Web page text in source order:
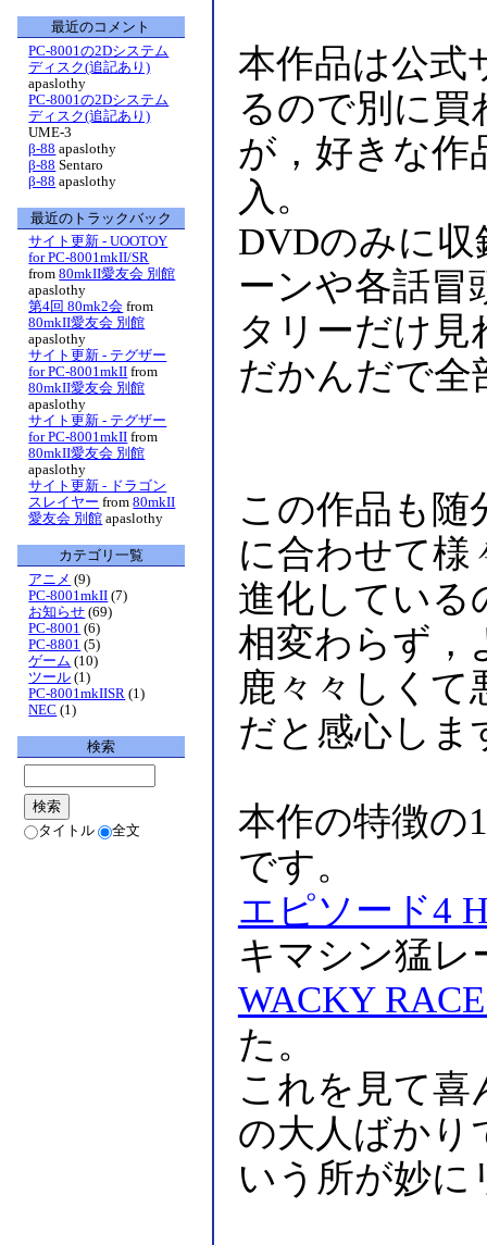
本作品は公式
るので別に
が，好きな作
入。
DVDのみに
ーンや各話冒
タリーだけ
だかんだで全
この作品も随
に合わせて様
進化している
相変わらず，
鹿々々しくて
だと感心しま
本作の特徴の
です。
エピソード4
キマシン猛
WACKY
た。
これを見て喜
の大人ばかり
いう所が妙に
最近のコメント
PC-8001の2Dシステム
ディスク(追記あり)
apaslothy
PC-8001の2Dシステム
ディスク(追記あり)
UME-3
β-88 apaslothy
β-88 Sentaro
β-88 apaslothy
最近のトラックバック
サイト更新 - UOOTOY
for PC-8001mkII/SR
from 80mkII愛友会 別館
apaslothy
第4回 80mk2会 from
80mkII愛友会 別館
apaslothy
サイト更新 - テグザー
for PC-8001mkII from
80mkII愛友会 別館
apaslothy
サイト更新 - テグザー
for PC-8001mkII from
80mkII愛友会 別館
apaslothy
サイト更新 - ドラゴン
スレイヤー from 80mkII
愛友会 別館 apaslothy
カテゴリ一覧
アニメ (9)
PC-8001mkII (7)
お知らせ (69)
PC-8001 (6)
PC-8801 (5)
ゲーム (10)
ツール (1)
PC-8001mkIISR (1)
NEC (1)
検索
タイトル 全文